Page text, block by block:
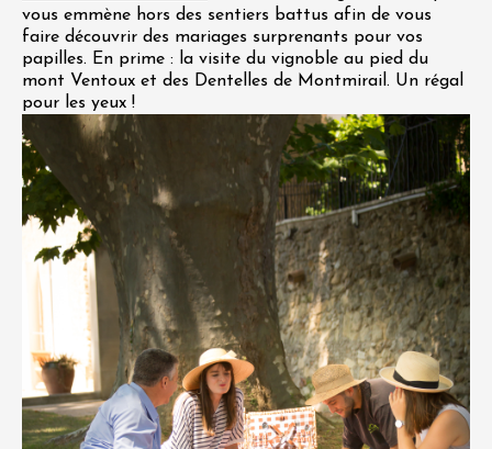
vous emmène hors des sentiers battus afin de vous
faire découvrir des mariages surprenants pour vos
papilles. En prime : la visite du vignoble au pied du
mont Ventoux et des Dentelles de Montmirail. Un régal
pour les yeux !